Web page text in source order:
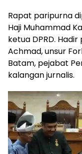
Rapat paripurna
Haji Muhammad
ketua DPRD.
Achmad, unsur
Batam, pejabat
kalangan jurnalis.